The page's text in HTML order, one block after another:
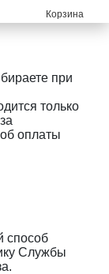
при
только
оплаты
способ
Службы